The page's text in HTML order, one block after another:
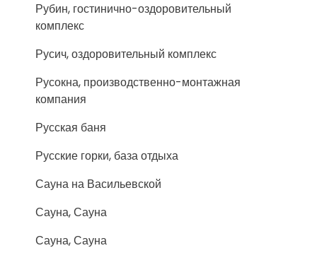
Рубин, гостинично-оздоровительный
комплекс
Русич, оздоровительный комплекс
Русокна, производственно-монтажная
компания
Русская баня
Русские горки, база отдыха
Сауна на Васильевской
Сауна, Сауна
Сауна, Сауна